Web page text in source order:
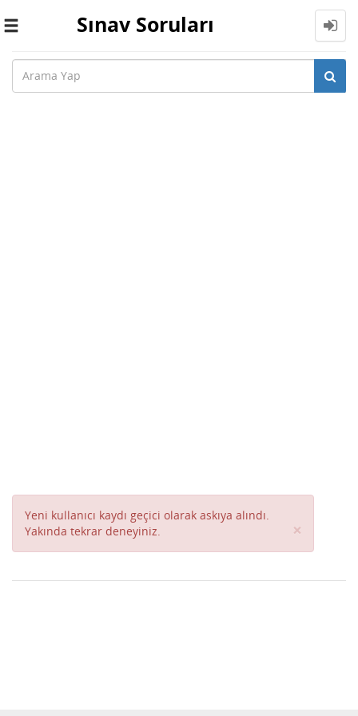
Toggle
Sınav Soruları
Yeni kullanıcı kaydı geçici olarak askıya alındı.
Yakında tekrar deneyiniz.
×